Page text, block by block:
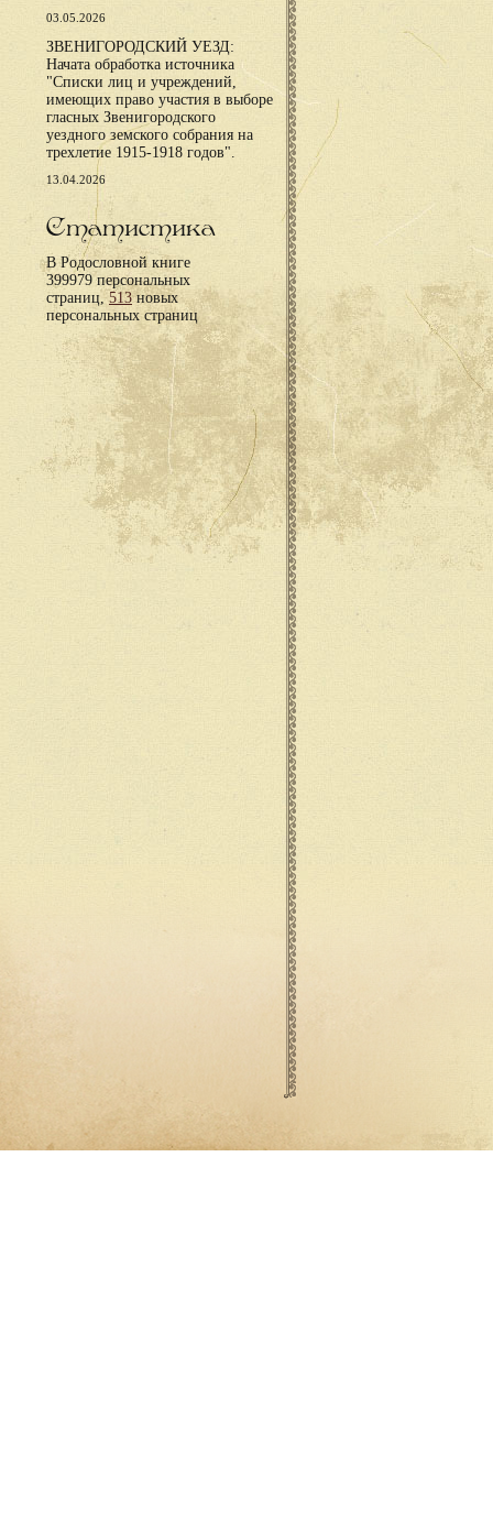
03.05.2026
ЗВЕНИГОРОДСКИЙ УЕЗД:
Начата обработка источника
"Списки лиц и учреждений,
имеющих право участия в выборе
гласных Звенигородского
уездного земского собрания на
трехлетие 1915-1918 годов".
13.04.2026
Статистика
В Родословной книге
399979 персональных
страниц,513новых
персональных страниц